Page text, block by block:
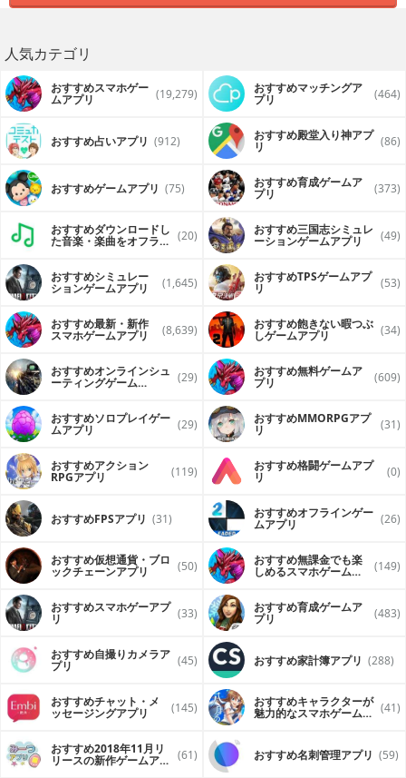
人気カテゴリ
おすすめスマホゲー
ムアプリ (19,279) おすすめマッチングア
プリ (464)
おすすめ占いアプリ (912) おすすめ殿堂入り神アプ
リ (86)
おすすめゲームアプリ (75) おすすめ育成ゲームア
プリ (373)
おすすめダウンロードし
た音楽・楽曲をオフライ (20) おすすめ三国志シミュレ
ーションゲームアプリ (49)
おすすめシミュレー
ションゲームアプリ (1,645) おすすめTPSゲームアプ
リ (53)
おすすめ最新・新作
スマホゲームアプリ (8,639) おすすめ飽きない暇つぶ
しゲームアプリ (34)
おすすめオンラインシュ
ーティングゲーム (29) おすすめ無料ゲームア
プリ (609)
おすすめソロプレイゲー
ムアプリ (29) おすすめ MMORPGアプ
リ (31)
おすすめアクション
RPGアプリ (119) おすすめ格闘ゲームアプ
リ (0)
おすすめFPSアプリ (31) おすすめオフラインゲー
ムアプリ (26)
おすすめ仮想通貨・ブロ
ックチェーンアプリ (50) おすすめ無課金でも楽
しめるスマホゲームア (149)
おすすめスマホゲーアプ
リ (33) おすすめ育成ゲームア
プリ (483)
おすすめ自撮りカメラア
プリ (45) おすすめ家計簿アプリ (288)
おすすめチャット・メ
ッセージングアプリ (145) おすすめキャラクターが
魅力的なスマホゲームア (41)
おすすめ2018年11月リ
リースの新作ゲームアプ (61) おすすめ名刺管理アプリ (59)